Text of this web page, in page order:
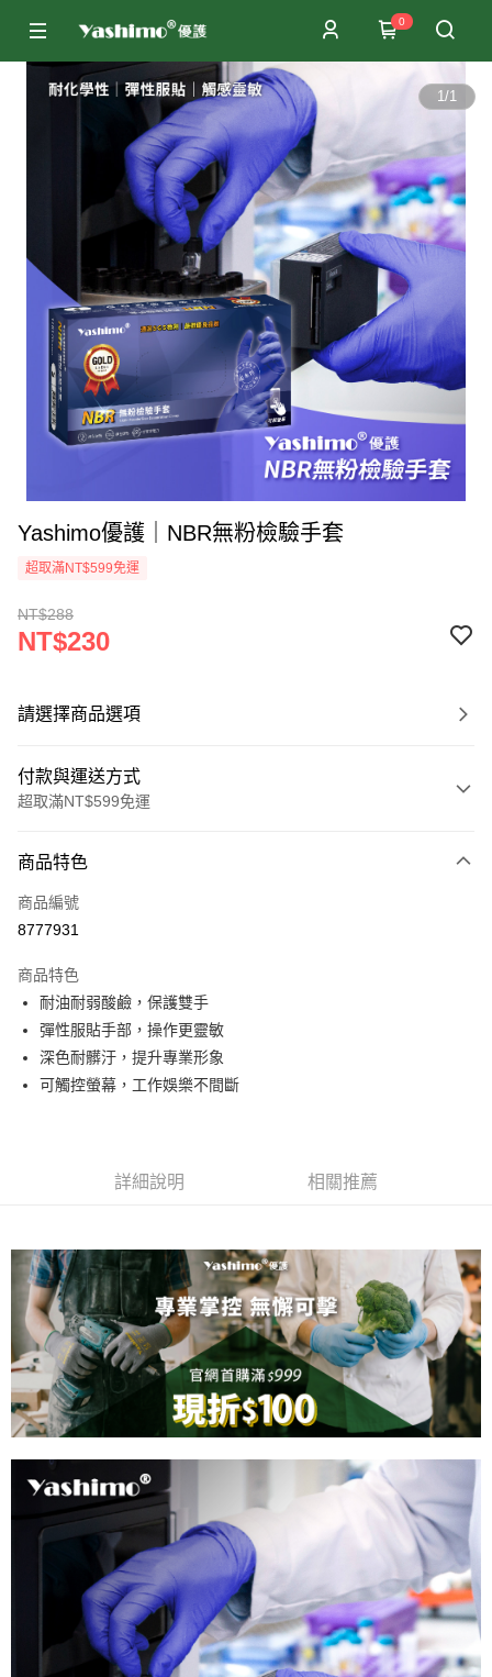
0
1/1
Yashimo優護｜NBR無粉檢驗手套
超取滿NT$599免運
NT$288
NT$230
請選擇商品選項
付款與運送方式
超取滿NT$599免運
信用卡一次付款
超商取貨付款
Apple Pay
街口支付
悠遊付
7-11取貨付款
每筆NT$60，滿NT$599(含以上)免運費
宅配
每筆NT$100，滿NT$1,099(含以上)免運費
商品特色
商品編號
8777931
商品特色
耐油耐弱酸鹼，保護雙手
彈性服貼手部，操作更靈敏
深色耐髒汙，提升專業形象
可觸控螢幕，工作娛樂不間斷
詳細說明 相關推薦